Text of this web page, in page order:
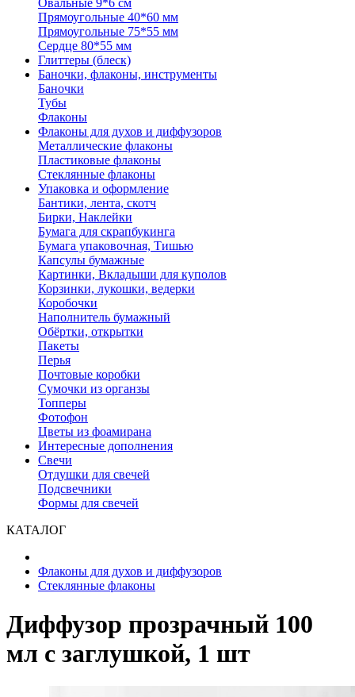
Овальные 9*6 см
Прямоугольные 40*60 мм
Прямоугольные 75*55 мм
Сердце 80*55 мм
Глиттеры (блеск)
Баночки, флаконы, инструменты
Баночки
Тубы
Флаконы
Флаконы для духов и диффузоров
Металлические флаконы
Пластиковые флаконы
Стеклянные флаконы
Упаковка и оформление
Бантики, лента, скотч
Бирки, Наклейки
Бумага для скрапбукинга
Бумага упаковочная, Тишью
Капсулы бумажные
Картинки, Вкладыши для куполов
Корзинки, лукошки, ведерки
Коробочки
Наполнитель бумажный
Обёртки, открытки
Пакеты
Перья
Почтовые коробки
Сумочки из органзы
Топперы
Фотофон
Цветы из фоамирана
Интересные дополнения
Свечи
Отдушки для свечей
Подсвечники
Формы для свечей
КАТАЛОГ
Флаконы для духов и диффузоров
Стеклянные флаконы
Диффузор прозрачный 100
мл с заглушкой, 1 шт